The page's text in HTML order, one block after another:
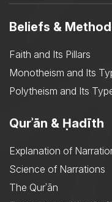
Beliefs &
Faith and Its Pillars
Monotheism and Its
Polytheism and Its
Qurʾān & Ḥadīth
Explanation of
Science of Narrations
The Qurʾān